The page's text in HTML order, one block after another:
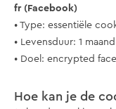
fr (Facebook)
• Type: essentiële
• Levensduur: 1 maand
• Doel: encrypted
Hoe kan je de